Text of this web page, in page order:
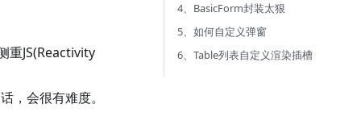
重JS(Reactivity
，会很有难度。
4、BasicForm封装太狠
5、如何自定义弹窗
6、Table列表自定义渲染插槽